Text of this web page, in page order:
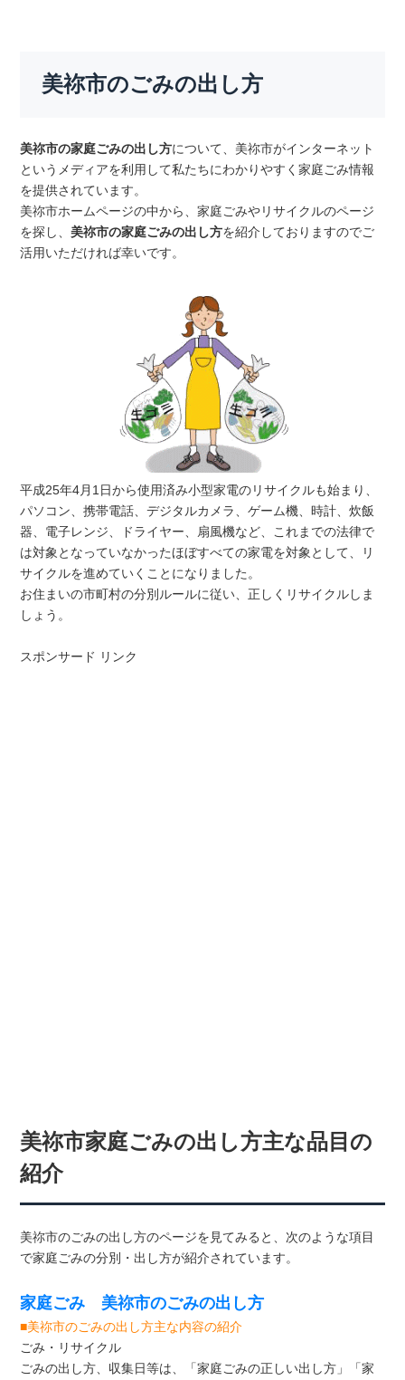
美祢市のごみの出し方
美祢市の家庭ごみの出し方について、美祢市がインターネット
というメディアを利用して私たちにわかりやすく家庭ごみ情報
を提供されています。
美祢市ホームページの中から、家庭ごみやリサイクルのページ
を探し、美祢市の家庭ごみの出し方を紹介しておりますのでご
活用いただければ幸いです。
平成25年4月1日から使用済み小型家電のリサイクルも始まり、
パソコン、携帯電話、デジタルカメラ、ゲーム機、時計、炊飯
器、電子レンジ、ドライヤー、扇風機など、これまでの法律で
は対象となっていなかったほぼすべての家電を対象として、リ
サイクルを進めていくことになりました。
お住まいの市町村の分別ルールに従い、正しくリサイクルしま
しょう。
スポンサード リンク
美祢市家庭ごみの出し方主な品目の
紹介
美祢市のごみの出し方のページを見てみると、次のような項目
で家庭ごみの分別・出し方が紹介されています。
家庭ごみ 美祢市のごみの出し方
■美祢市のごみの出し方主な内容の紹介
ごみ・リサイクル
ごみの出し方、収集日等は、「家庭ごみの正しい出し方」「家